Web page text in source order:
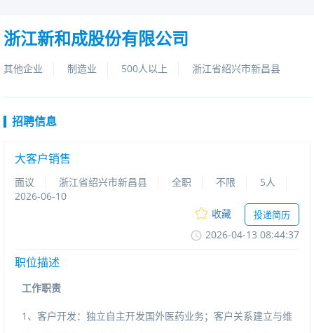
浙江新和成股份有限公司
其他企业 制造业 500人以上 浙江省绍兴市新昌县
招聘信息
大客户销售
面议 浙江省绍兴市新昌县 全职 不限
5人
2026-06-10
收藏
投递简历
2026-04-1308:44:37
职位描述
工作职责
1、客户开发：独立自主开发国外医药业务；客户关系建立与维